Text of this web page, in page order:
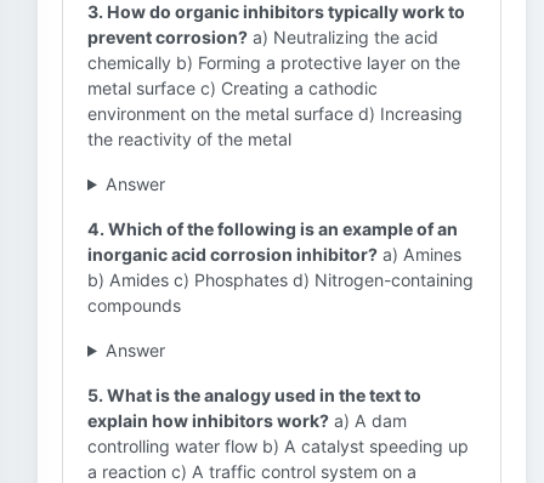
3. How do organic inhibitors typically work to
prevent corrosion? a) Neutralizing the acid
chemically b) Forming a protective layer on the
metal surface c) Creating a cathodic
environment on the metal surface d) Increasing
the reactivity of the metal
Answer
4. Which of the following is an example of an
inorganic acid corrosion inhibitor? a) Amines
b) Amides c) Phosphates d) Nitrogen-containing
compounds
Answer
5. What is the analogy used in the text to
explain how inhibitors work? a) A dam
controlling water flow b) A catalyst speeding up
a reaction c) A traffic control system on a